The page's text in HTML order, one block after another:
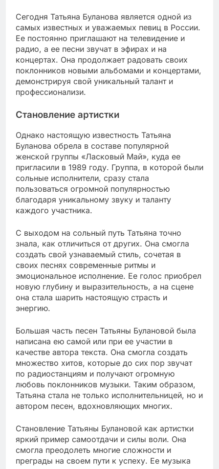
Сегодня Татьяна Буланова является одной из
самых известных и уважаемых певиц в России.
Ее постоянно приглашают на телевидение и
радио, а ее песни звучат в эфирах и на
концертах. Она продолжает радовать своих
поклонников новыми альбомами и концертами,
демонстрируя свой уникальный талант и
профессионализи.
Становление артистки
Однако настоящую известность Татьяна
Буланова обрела в составе популярной
женской группы «Ласковый Май», куда ее
пригласили в 1989 году. Группа, в которой были
сольные исполнители, сразу стала
пользоваться огромной популярностью
благодаря уникальному звуку и таланту
каждого участника.
С выходом на сольный путь Татьяна точно
знала, как отличиться от других. Она смогла
создать свой узнаваемый стиль, сочетая в
своих песнях современные ритмы и
эмоциональное исполнение. Ее голос приобрел
новую глубину и выразительность, а на сцене
она стала шарить настоящую страсть и
энергию.
Большая часть песен Татьяны Булановой была
написана ею самой или при ее участии в
качестве автора текста. Она смогла создать
множество хитов, которые до сих пор звучат
по радиостанциям и получают огромную
любовь поклонников музыки. Таким образом,
Татьяна стала не только исполнительницей, но и
автором песен, вдохновляющих многих.
Становление Татьяны Булановой как артистки
яркий пример самоотдачи и силы воли. Она
смогла преодолеть многие сложности и
преграды на своем пути к успеху. Ее музыка